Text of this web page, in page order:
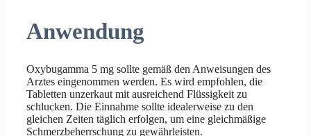
Anwendung
Oxybugamma 5 mg sollte gemäß den Anweisungen des
Arztes eingenommen werden. Es wird empfohlen, die
Tabletten unzerkaut mit ausreichend Flüssigkeit zu
schlucken. Die Einnahme sollte idealerweise zu den
gleichen Zeiten täglich erfolgen, um eine gleichmäßige
Schmerzbeherrschung zu gewährleisten.